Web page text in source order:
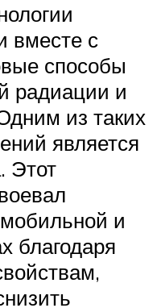
вместе с
способы
радиации и
из таких
является
Этот
и
благодаря